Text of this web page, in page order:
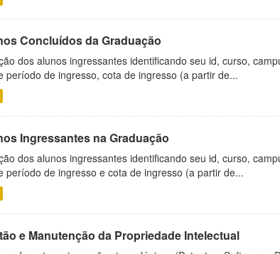
Concluídos da Graduação
dos alunos ingressantes identificando seu id, curso,
período de ingresso, cota de ingresso (a partir de...
Ingressantes na Graduação
dos alunos ingressantes identificando seu id, curso,
período de ingresso e cota de ingresso (a partir de...
e Manutenção da Propriedade Intelectual